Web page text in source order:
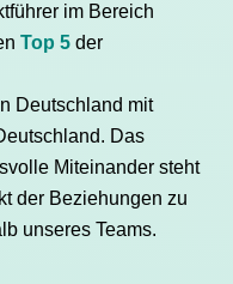
im Bereich
Top 5 der
Deutschland mit
Das
Miteinander steht
der Beziehungen zu
unseres Teams.